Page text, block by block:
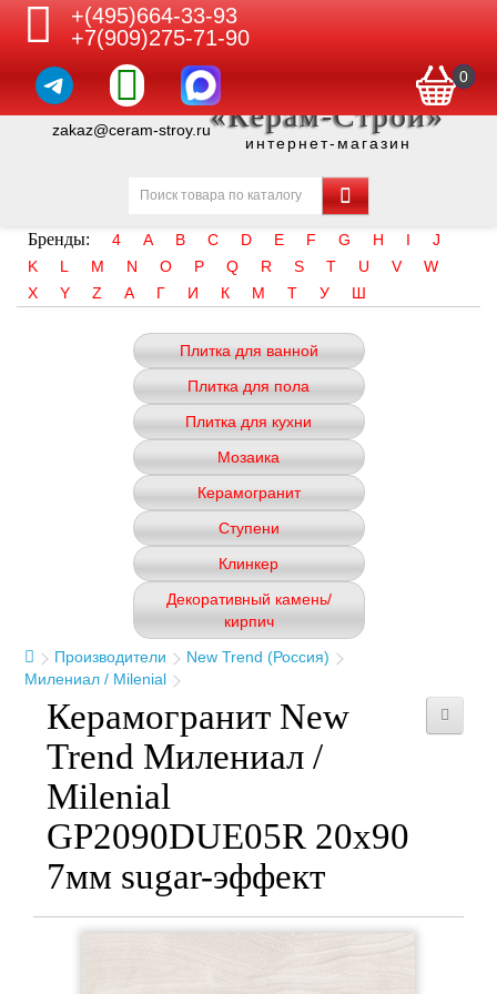
+(495)664-33-93
+7(909)275-71-90
0
zakaz@ceram-stroy.ru«Керам-Строй»
интернет-магазин
Бренды: 4 A B C D E F G H I
J
K
L M N O P Q R S T U V
W
X
Y Z А Г И К М Т У Ш
Плитка для ванной
Плитка для пола
Плитка для кухни
Мозаика
Керамогранит
Ступени
Клинкер
Декоративный камень/
кирпич
Производители
New Trend (Россия)
Милениал / Milenial
Керамогранит New
Trend Милениал /
Milenial
GP2090DUE05R 20x90
7мм sugar-эффект